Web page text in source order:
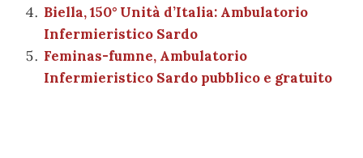
Biella, 150° Unità d’Italia: Ambulatorio
Infermieristico Sardo
Feminas-fumne, Ambulatorio
Infermieristico Sardo pubblico e gratuito